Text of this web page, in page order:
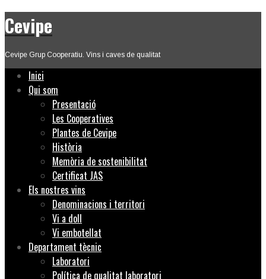
Cevipe
Cevipe Grup Cooperatiu. Vins i caves de qualitat
Inici
Qui som
Presentació
Les Cooperatives
Plantes de Cevipe
Història
Memòria de sostenibilitat
Certificat JAS
Els nostres vins
Denominacions i territori
Vi a doll
Vi embotellat
Departament tècnic
Laboratori
Política de qualitat laboratori